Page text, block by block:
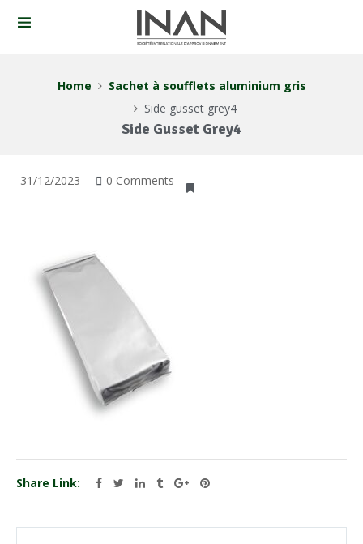
Home
Sachet à soufflets aluminium gris
Side gusset grey4
Side Gusset Grey4
31/12/2023 0 Comments
Share Link: